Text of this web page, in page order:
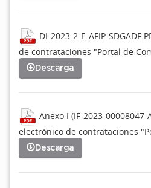
DI-2023-2-E-AFIP-
de contrataciones "Portal de
Descarga
Anexo I (IF-2023-00008047-
electrónico de contrataciones
Descarga